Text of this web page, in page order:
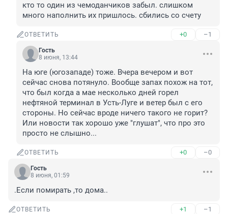
кто то один из чемоданчиков забыл. слишком
много наполнить их пришлось. сбились со счету
ОТВЕТИТЬ +0 –1
Гость
8 июня, 13:44
На юге (югозападе) тоже. Вчера вечером и вот
сейчас снова потянуло. Вообще запах похож на тот,
что был когда а мае несколько дней горел
нефтяной терминал в Усть-Луге и ветер был с его
стороны. Но сейчас вроде ничего такого не горит?
Или новости так хорошо уже "глушат", что про это
просто не слышно...
ОТВЕТИТЬ +0 –0
Гость
8 июня, 01:59
.Если помирать ,то дома..
ОТВЕТИТЬ +1 –1